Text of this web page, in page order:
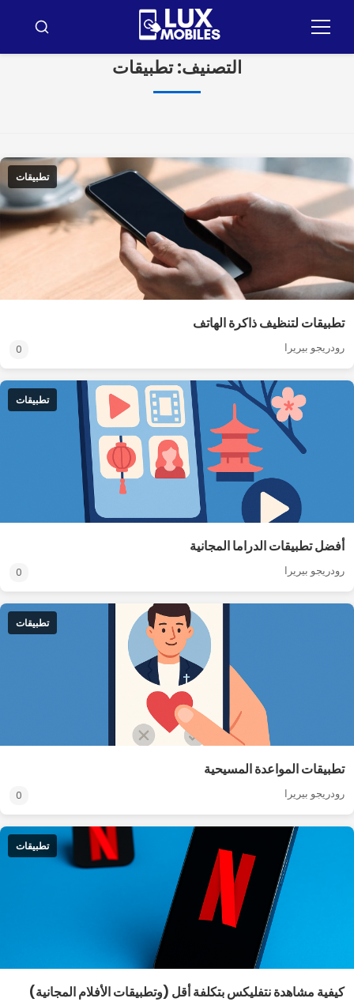
قائمة
ابحث
التصنيف:تطبيقات
تطبيقات
تطبيقات لتنظيف ذاكرة الهاتف
رودريجو بيريرا 0
تطبيقات
أفضل تطبيقات الدراما المجانية
رودريجو بيريرا 0
تطبيقات
تطبيقات المواعدة المسيحية
رودريجو بيريرا 0
تطبيقات
كيفية مشاهدة نتفليكس بتكلفة أقل (وتطبيقات الأفلام المجانية)